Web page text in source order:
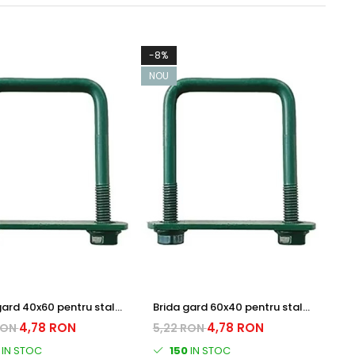
40x60 pentru stalp
RAL6005
4,78 RON
STOC
-8%
NOU
Brida gard 60x40 pentru stalp
rectangular RAL6005
5,22 RON4,78 RON
150IN STOC